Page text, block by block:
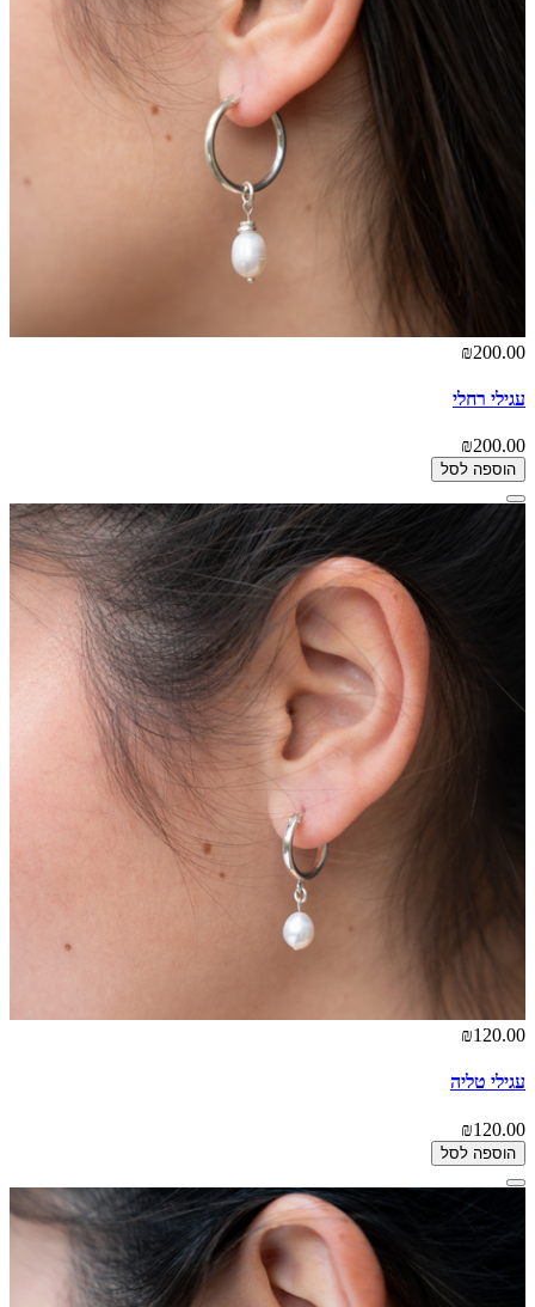
₪200.00
עגילי רחלי
₪200.00
הוספה לסל
₪120.00
עגילי טליה
₪120.00
הוספה לסל